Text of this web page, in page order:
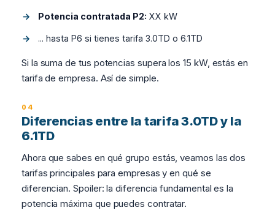
Potencia contratada P2: XX kW
... hasta P6 si tienes tarifa 3.0TD o 6.1TD
Si la suma de tus potencias supera los 15 kW, estás en
tarifa de empresa. Así de simple.
Diferencias entre la tarifa 3.0TD y la
6.1TD
Ahora que sabes en qué grupo estás, veamos las dos
tarifas principales para empresas y en qué se
diferencian. Spoiler: la diferencia fundamental es la
potencia máxima que puedes contratar.